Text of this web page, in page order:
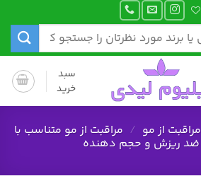
سبد
خرید
مراقبت از مو / مراقبت از مو متناسب با
ضد ریزش و حجم دهنده